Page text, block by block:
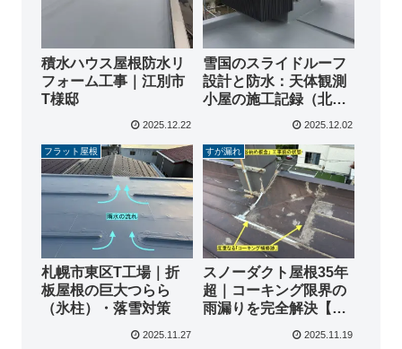
積水ハウス屋根防水リ
フォーム工事｜江別市
T様邸
2025.12.22
雪国のスライドルーフ
設計と防水：天体観測
小屋の施工記録（北海
2025.12.02
フラット屋根
札幌市東区T工場｜折
板屋根の巨大つらら
（氷柱）・落雪対策
2025.11.27
すが漏れ
スノーダクト屋根35年
超｜コーキング限界の
雨漏りを完全解決【北
2025.11.19